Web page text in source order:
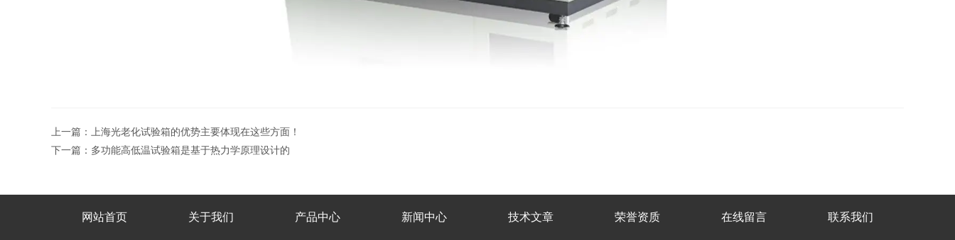
上一篇：
上海光老化试验箱的优势主要体现在这些方面！
下一篇： 多功能高低温试验箱是基于热力学原理设计的
网站首页 关于我们 产品中心 新闻中心 技术文章 荣誉资质 在线留言 联系我们